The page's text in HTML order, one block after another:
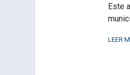
Este
LEER